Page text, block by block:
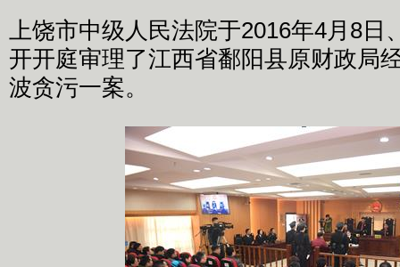
上饶市中级人民法院于2016年4月8日
开开庭审理了江西省鄱阳县原财政局
波贪污一案。